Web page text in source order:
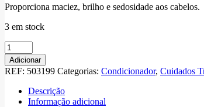
Proporciona maciez, brilho e sedosidade aos cabelos.
3 em stock
Quantidade
de
Remedy
Conditioner
Adicionar
REF: 503199 Categorias: Condicionador, Cuidados
Descrição
Informação adicional